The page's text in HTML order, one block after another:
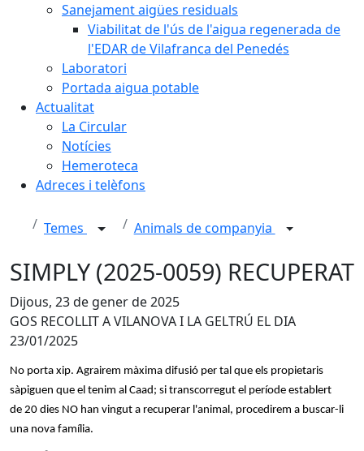
Sanejament aigües residuals
Viabilitat de l'ús de l'aigua regenerada de
l'EDAR de Vilafranca del Penedés
Laboratori
Portada aigua potable
Actualitat
La Circular
Notícies
Hemeroteca
Adreces i telèfons
Temes Animals de companyia
SIMPLY (2025-0059) RECUPERAT
Dijous, 23 de gener de 2025
GOS RECOLLIT A VILANOVA I LA GELTRÚ EL DIA
23/01/2025
No porta xip. Agrairem màxima difusió per tal que els propietaris
sàpiguen que el tenim al Caad; si transcorregut el període establert
de 20 dies NO han vingut a recuperar l'animal, procedirem a buscar-li
una nova família.